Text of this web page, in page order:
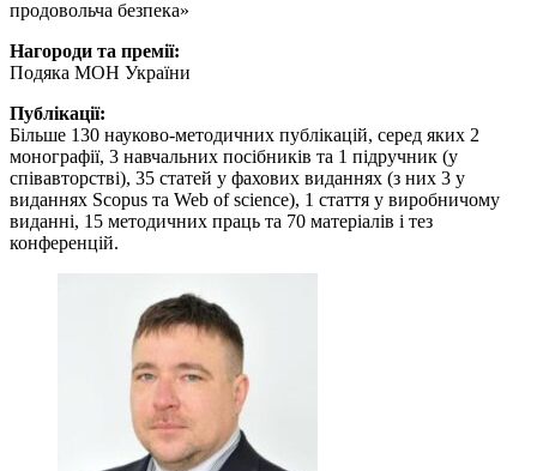
продовольча безпека»
Нагороди та премії:
Подяка МОН України
Публікації:
Більше 130 науково-методичних публікацій, серед яких 2
монографії, 3 навчальних посібників та 1 підручник (у
співавторстві), 35 статей у фахових виданнях (з них 3 у
виданнях Scopus та Web of science), 1 стаття у виробничому
виданні, 15 методичних праць та 70 матеріалів і тез
конференцій.